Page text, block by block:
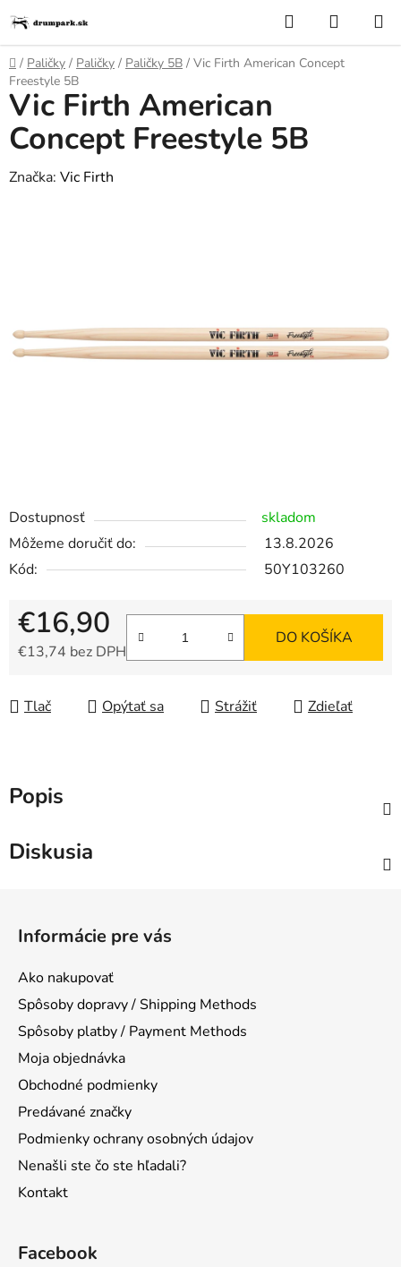
na
obsah
Hľadať
KOŠÍK
Domov
/ Paličky / Paličky / Paličky 5B / Vic Firth American Concept
Freestyle 5B
Dostupnosť
skladom
Môžeme doručiť do:
13.8.2026
Kód:
50Y103260
€16,90
€13,74 bez DPH
DO KOŠÍKA
Tlač Opýtať sa Strážiť Zdieľať
Vic Firth American
Concept Freestyle 5B
Značka: Vic Firth
Popis
Diskusia
Informácie pre vás
Ako nakupovať
Spôsoby dopravy / Shipping Methods
Spôsoby platby / Payment Methods
Moja objednávka
Obchodné podmienky
Predávané značky
Podmienky ochrany osobných údajov
Nenašli ste čo ste hľadali?
Kontakt
Facebook